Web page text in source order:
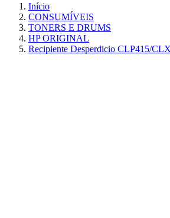
Início
CONSUMÍVEIS
TONERS E DRUMS
HP ORIGINAL
Recipiente Desperdicio CLP415/